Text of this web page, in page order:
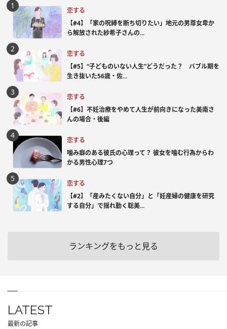
恋する
【#4】「家の呪縛を断ち切りたい」地元の男尊女卑か
ら解放された紗希子さんの...
恋する
【#5】“子どものいない人生”どうだった？ バブル期を
生き抜いた56歳・佐...
恋する
【#6】不妊治療をやめて人生が前向きになった美南さ
んの場合・後編
恋する
噛み癖のある彼氏の心理って？ 彼女を噛む行為からわ
かる男性心理7つ
恋する
【#2】「産みたくない自分」と「妊産婦の健康を研究
する自分」で揺れ動く聡美...
ランキングをもっと見る
LATEST
最新の記事